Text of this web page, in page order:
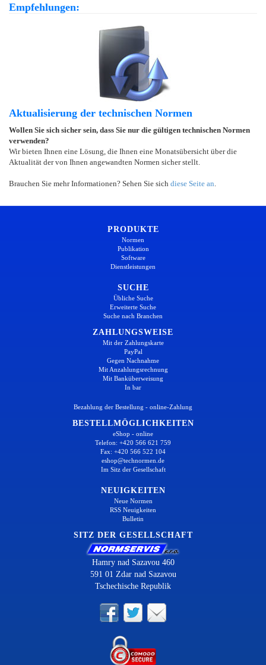
Empfehlungen:
Aktualisierung der technischen Normen
Wollen Sie sich sicher sein, dass Sie nur die gültigen technischen Normen
verwenden?
Wir bieten Ihnen eine Lösung, die Ihnen eine Monatsübersicht über die
Aktualität der von Ihnen angewandten Normen sicher stellt.
Brauchen Sie mehr Informationen? Sehen Sie sich diese Seite an
PRODUKTE
Normen
Publikation
Software
Dienstleistungen
SUCHE
Übliche Suche
Erweiterte Suche
Suche nach Branchen
ZAHLUNGSWEISE
Mit der Zahlungskarte
PayPal
Gegen Nachnahme
Mit Anzahlungsrechnung
Mit Banküberweisung
In bar
Bezahlung der Bestellung - online-Zahlung
BESTELLMÖGLICHKEITEN
eShop - online
Telefon: +420 566 621 759
Fax: +420 566 522 104
eshop@technormen.de
Im Sitz der Gesellschaft
NEUIGKEITEN
Neue Normen
RSS Neuigkeiten
Bulletin
SITZ DER GESELLSCHAFT
Hamry nad Sazavou 460
591 01 Zdar nad Sazavou
Tschechische Republik